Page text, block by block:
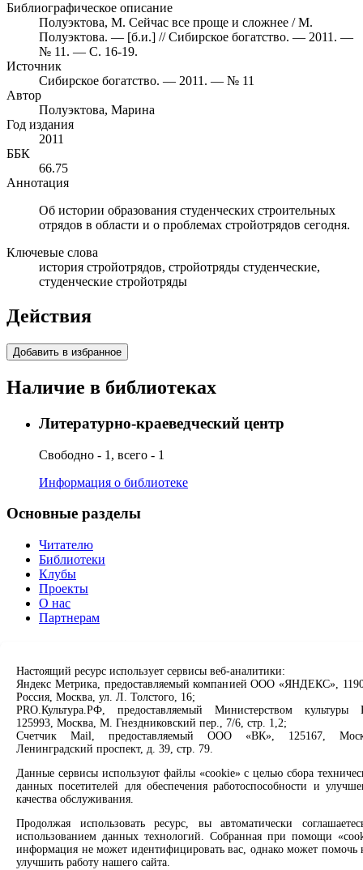
Библиографическое описание
Полуэктова, М. Сейчас все проще и сложнее / М.
Полуэктова. — [б.и.] // Сибирское богатство. — 2011. —
№ 11. — С. 16-19.
Источник
Сибирское богатство. — 2011. — № 11
Автор
Полуэктова, Марина
Год издания
2011
ББК
66.75
Аннотация
Об истории образования студенческих строительных
отрядов в области и о проблемах стройотрядов сегодня.
Ключевые слова
история стройотрядов, стройотряды студенческие,
студенческие стройотряды
Действия
Добавить в избранное
Наличие в библиотеках
Литературно-краеведческий центр
Свободно - 1, всего - 1
Информация о библиотеке
Основные разделы
Читателю
Библиотеки
Клубы
Проекты
О нас
Партнерам
Продлить книгу
Спроси библиотекаря
Спроси краеведа
Оцените качество услуг
Направить обращение директору
Соцсети
Вконтакте
Max
Rutube
Настоящий ресурс использует сервисы веб-аналитики:
Яндекс Метрика, предоставляемый компанией ООО «ЯНДЕКС»,
Россия, Москва, ул. Л. Толстого, 16;
PRO.Культура.РФ, предоставляемый Министерством культуры
125993, Москва, М. Гнездниковский пер., 7/6, стр. 1,2;
Счетчик Mail, предоставляемый ООО «ВК», 125167,
Ленинградский проспект, д. 39, стр. 79.
Данные сервисы используют файлы «cookie» с целью сбора
данных посетителей для обеспечения работоспособности и
качества обслуживания.
Продолжая использовать ресурс, вы автоматически
использованием данных технологий. Собранная при помощи
информация не может идентифицировать вас, однако может помочь
улучшить работу нашего сайта.